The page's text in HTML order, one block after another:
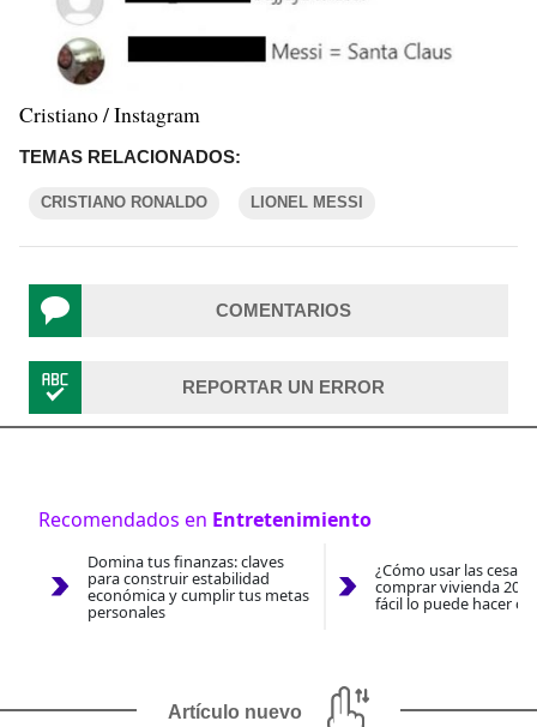
Cristiano / Instagram
TEMAS RELACIONADOS:
CRISTIANO RONALDO LIONEL MESSI
COMENTARIOS
REPORTAR UN ERROR
Recomendados en Entretenimiento
Domina tus finanzas: claves
para construir estabilidad
económica y cumplir tus metas
personales
¿Cómo usar las
comprar vivienda
fácil lo puede hacer
Artículo nuevo